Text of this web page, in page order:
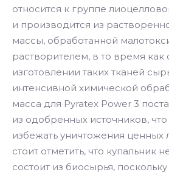
относится к группе
и производится из
массы, обработанной
растворителем, в то время
изготовлении таких тканей
интенсивной химической
масса для Pyratex Power 3
из одобренных источников,
избежать уничтожения ценных
стоит отметить, что купальник
состоит из биосырья,